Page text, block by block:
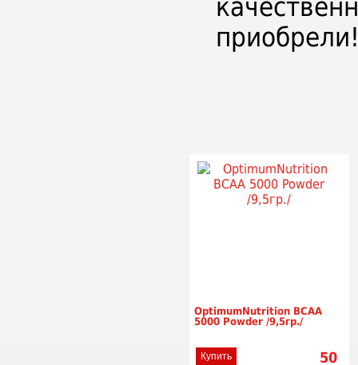
OptimumNutrition ВСАА
5000 Powder /9,5гр./
50
Купить